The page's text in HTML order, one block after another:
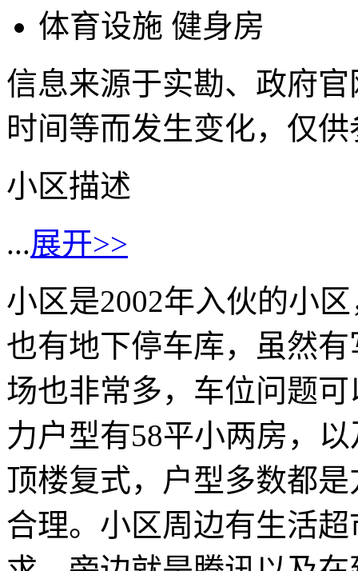
体育设施 健身房
信息来源于实勘、政府
时间等而发生变化，仅
小区描述
...展开>>
小区是2002年入伙的小
也有地下停车库，虽然
场也非常多，车位问题
力户型有58平小两房，
顶楼复式，户型多数都
合理。小区周边有生活